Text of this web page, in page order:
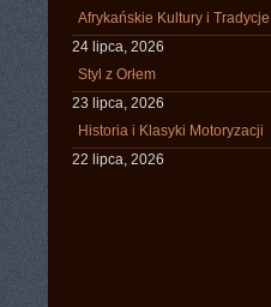
Afrykańskie Kultury i Tradycje
24 lipca, 2026
Styl z Orłem
23 lipca, 2026
Historia i Klasyki Motoryzacji
22 lipca, 2026